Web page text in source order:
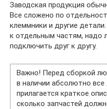
Заводская продукция
Все сложено по
клеммники и другие
к отдельным частям, надо
подключить друг к другу.
Важно! Перед сборкой
в наличии абсолютно
прилагается краткое
сколько запчастей